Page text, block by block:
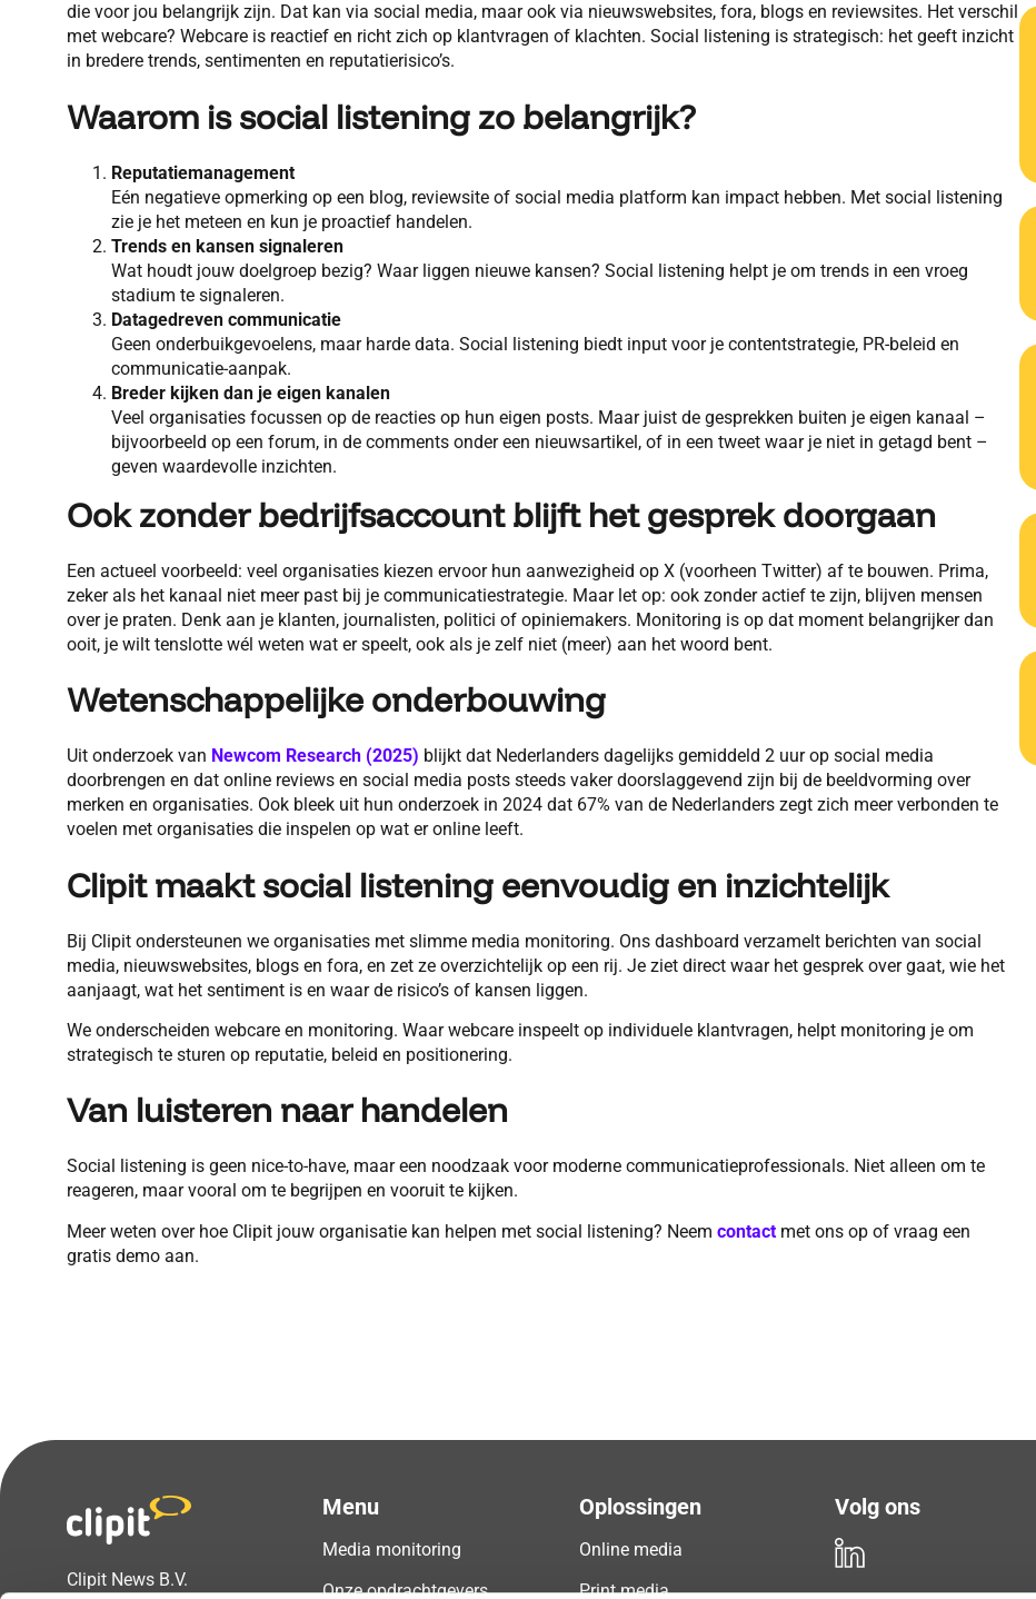
die voor jou belangrijk zijn. Dat kan via social media, maar ook via nieuwswebsites, fora, blogs en reviewsites. Het verschil
met webcare? Webcare is reactief en richt zich op klantvragen of klachten. Social listening is strategisch: het geeft inzicht
in bredere trends, sentimenten en reputatierisico’s.
Waarom is social listening zo belangrijk?
Reputatiemanagement
Eén negatieve opmerking op een blog, reviewsite of social media platform kan impact hebben. Met social listening
zie je het meteen en kun je proactief handelen.
Trends en kansen signaleren
Wat houdt jouw doelgroep bezig? Waar liggen nieuwe kansen? Social listening helpt je om trends in een vroeg
stadium te signaleren.
Datagedreven communicatie
Geen onderbuikgevoelens, maar harde data. Social listening biedt input voor je contentstrategie, PR-beleid en
communicatie-aanpak.
Breder kijken dan je eigen kanalen
Veel organisaties focussen op de reacties op hun eigen posts. Maar juist de gesprekken buiten je eigen kanaal –
bijvoorbeeld op een forum, in de comments onder een nieuwsartikel, of in een tweet waar je niet in getagd bent –
geven waardevolle inzichten.
Ook zonder bedrijfsaccount blijft het gesprek doorgaan
Een actueel voorbeeld: veel organisaties kiezen ervoor hun aanwezigheid op X (voorheen Twitter) af te bouwen. Prima,
zeker als het kanaal niet meer past bij je communicatiestrategie. Maar let op: ook zonder actief te zijn, blijven mensen
over je praten. Denk aan je klanten, journalisten, politici of opiniemakers. Monitoring is op dat moment belangrijker dan
ooit, je wilt tenslotte wél weten wat er speelt, ook als je zelf niet (meer) aan het woord bent.
Wetenschappelijke onderbouwing
Uit onderzoek van Newcom Research (2025) blijkt dat Nederlanders dagelijks gemiddeld 2 uur op social media
doorbrengen en dat online reviews en social media posts steeds vaker doorslaggevend zijn bij de beeldvorming over
merken en organisaties. Ook bleek uit hun onderzoek in 2024 dat 67% van de Nederlanders zegt zich meer verbonden te
voelen met organisaties die inspelen op wat er online leeft.
Clipit maakt social listening eenvoudig en inzichtelijk
Bij Clipit ondersteunen we organisaties met slimme media monitoring. Ons dashboard verzamelt berichten van social
media, nieuwswebsites, blogs en fora, en zet ze overzichtelijk op een rij. Je ziet direct waar het gesprek over gaat, wie het
aanjaagt, wat het sentiment is en waar de risico’s of kansen liggen.
We onderscheiden webcare en monitoring. Waar webcare inspeelt op individuele klantvragen, helpt monitoring je om
strategisch te sturen op reputatie, beleid en positionering.
Van luisteren naar handelen
Social listening is geen nice-to-have, maar een noodzaak voor moderne communicatieprofessionals. Niet alleen om te
reageren, maar vooral om te begrijpen en vooruit te kijken.
Meer weten over hoe Clipit jouw organisatie kan helpen met social listening? Neem contact met ons op of vraag een
gratis demo aan.
Clipit News B.V.
Menu
Media monitoring
Onze opdrachtgevers
Oplossingen
Online media
Print media
Volg ons